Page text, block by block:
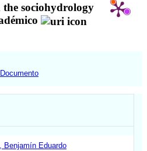
the sociohydrology
Benjamín Eduardo